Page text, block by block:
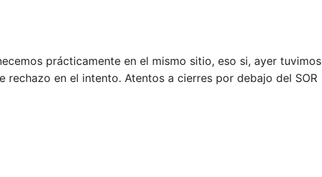
prácticamente en el mismo sitio, eso si, ayer tuvimos
rechazo en el intento. Atentos a cierres por debajo del SOR